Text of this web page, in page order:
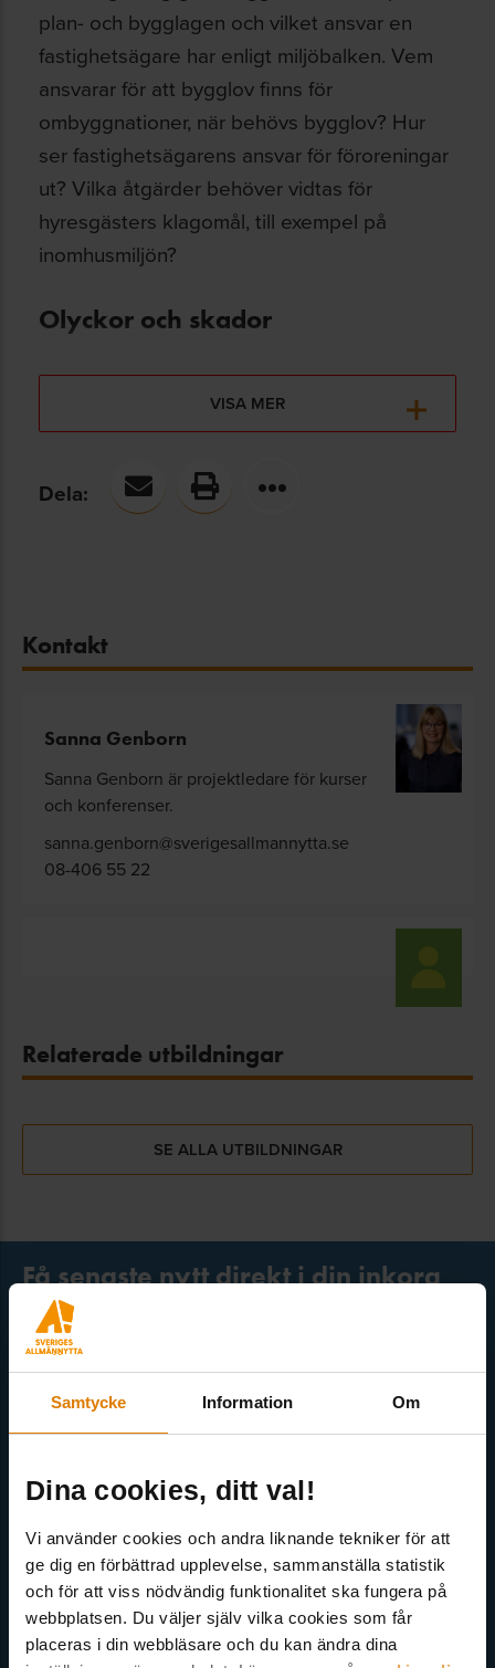
Samtycke Information Om
Dina cookies, ditt val!
Vi använder cookies och andra liknande tekniker för att
ge dig en förbättrad upplevelse, sammanställa statistik
och för att viss nödvändig funktionalitet ska fungera på
webbplatsen. Du väljer själv vilka cookies som får
placeras i din webbläsare och du kan ändra dina
plan- och bygglagen och vilket ansvar en
fastighetsägare har enligt miljöbalken. Vem
ansvarar för att bygglov finns för
ombyggnationer, när behövs bygglov? Hur
ser fastighetsägarens ansvar för föroreningar
ut? Vilka åtgärder behöver vidtas för
hyresgästers klagomål, till exempel på
inomhusmiljön?
Olyckor och skador
Du lär dig även om fastighetsägarens ansvar
för olyckor, till exempel i hissar och på
gångbanor. Och om hur hyresgästens ansvar
för skador i lägenheten ser ut.
VISA MER
Dela:
Kontakt
Sanna Genborn
Sanna Genborn är projektledare för kurser
och konferenser.
sanna.genborn@sverigesallmannytta.se
08-406 55 22
Relaterade utbildningar
SE ALLA UTBILDNINGAR
Få senaste nytt direkt i din inkorg
Här kan du välja att prenumerera på våra olika nyhetsbrev och
utskick. Nyheter från Sveriges Allmännytta, Allmännyttan
Akademi, Allmännyttans Klimatinitiativ och för dig som är
medlem finns även nyhetsbrev inom olika ämnen.
Välj ämne